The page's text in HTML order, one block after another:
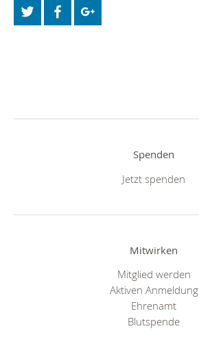
Spenden
Jetzt spenden
Mitwirken
Mitglied werden
Aktiven Anmeldung
Ehrenamt
Blutspende